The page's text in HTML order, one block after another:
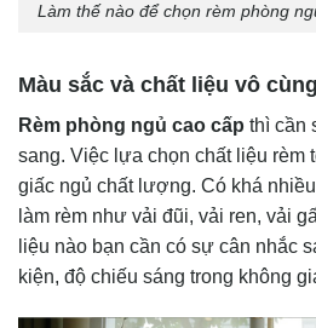
Làm thế nào để chọn rèm phòng
Màu sắc và chất liệu vô
Rèm phòng ngủ cao cấp thì cần
sang. Việc lựa chọn chất liệu rèm
giấc ngủ chất lượng. Có khá
làm rèm như vải đũi, vải ren, vải
liệu nào bạn cần có sự cân nhắc
kiện, độ chiếu sáng trong không